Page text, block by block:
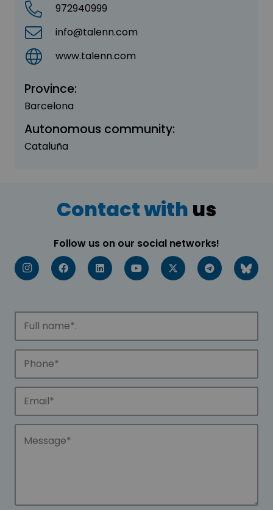
972940999
info@talenn.com
www.talenn.com
Province:
Barcelona
Autonomous community:
Cataluña
Contact with us
Follow us on our social networks!